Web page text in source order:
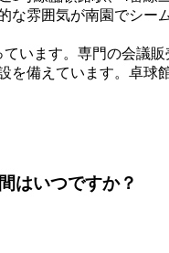
雰囲気が南園でシ
います。専門の会議
備えています。卓
はいつですか？